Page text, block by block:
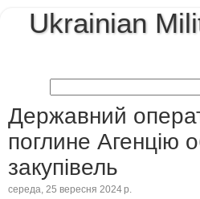
Ukrainian
Державний
поглине Агенцію
закупівель
середа, 25 вересня 2024 р.